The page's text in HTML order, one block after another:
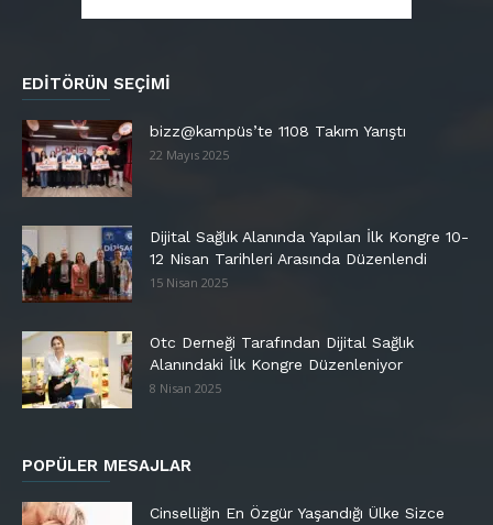
EDITÖRÜN SEÇIMI
bizz@kampüs’te 1108 Takım Yarıştı
22 Mayıs 2025
Dijital Sağlık Alanında Yapılan İlk Kongre 10-
12 Nisan Tarihleri Arasında Düzenlendi
15 Nisan 2025
Otc Derneği Tarafından Dijital Sağlık
Alanındaki İlk Kongre Düzenleniyor
8 Nisan 2025
POPÜLER MESAJLAR
Cinselliğin En Özgür Yaşandığı Ülke Sizce